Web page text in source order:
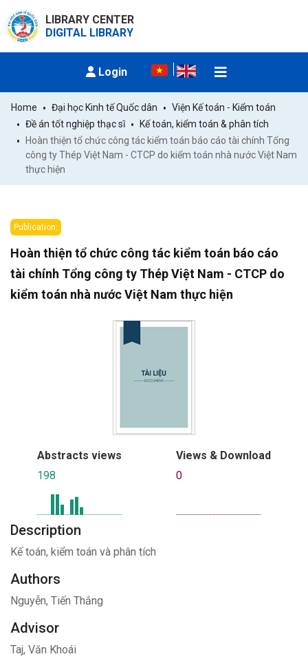
LIBRARY CENTER
DIGITAL LIBRARY
Login
Home Đại học Kinh tế Quốc dân
Viện Kế toán - Kiểm toán
Đề án tốt nghiệp thạc sĩ
Kế toán, kiểm toán & phân tích
Hoàn thiện tổ chức công tác kiểm toán báo cáo tài chính Tổng
công ty Thép Việt Nam - CTCP do kiểm toán nhà nước Việt Nam
thực hiện
Publication:
Hoàn thiện tổ chức công tác kiểm toán báo cáo
tài chính Tổng công ty Thép Việt Nam - CTCP do
kiểm toán nhà nước Việt Nam thực hiện
Abstracts views
198
Views & Download
0
Description
Kế toán, kiểm toán và phân tích
Authors
Nguyễn, Tiến Thắng
Advisor
Taj, Văn Khoái